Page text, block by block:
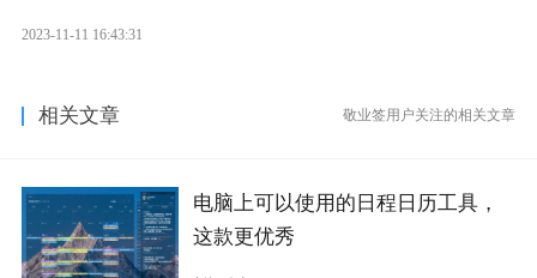
2023-11-11 16:43:31
相关文章 敬业签用户关注的相关文章
电脑上可以使用的日程日历工具，
这款更优秀